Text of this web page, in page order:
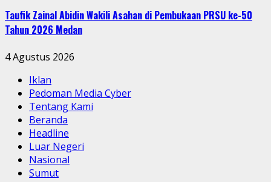
Taufik Zainal Abidin Wakili Asahan di Pembukaan PRSU ke-50
Tahun 2026 Medan
4 Agustus 2026
Iklan
Pedoman Media Cyber
Tentang Kami
Beranda
Headline
Luar Negeri
Nasional
Sumut